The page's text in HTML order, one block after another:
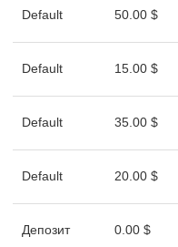
Default 50.00 $
Default 15.00 $
Default 35.00 $
Default 20.00 $
Депозит 0.00 $